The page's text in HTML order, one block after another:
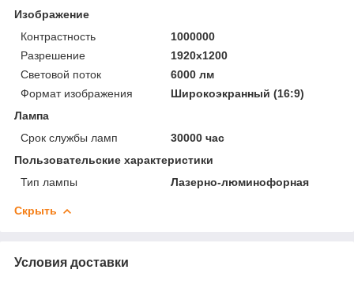
Изображение
Контрастность
1000000
Разрешение
1920x1200
Световой поток
6000 лм
Формат изображения
Широкоэкранный (16:9)
Лампа
Срок службы ламп
30000 час
Пользовательские характеристики
Тип лампы
Лазерно-люминофорная
Скрыть
Условия доставки